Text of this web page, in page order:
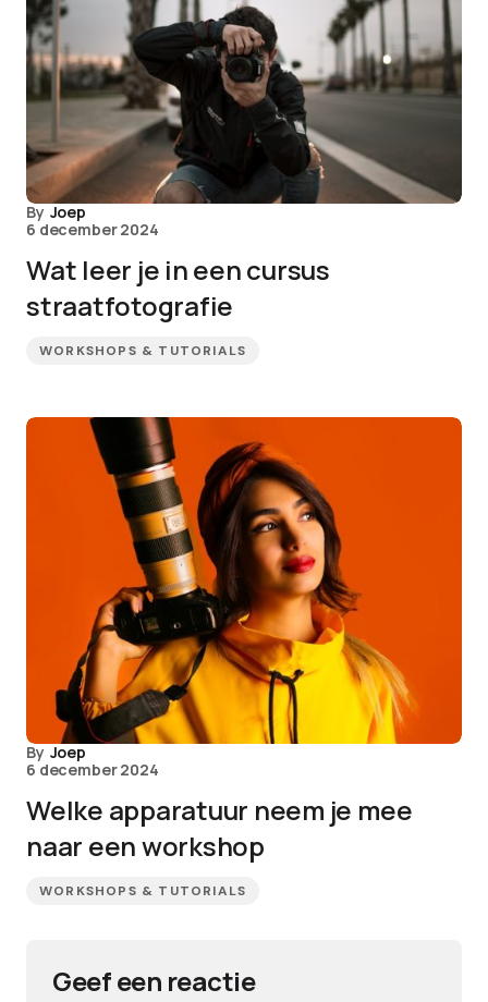
By Joep
6 december 2024
Wat leer je in een cursus
straatfotografie
WORKSHOPS & TUTORIALS
By Joep
6 december 2024
Welke apparatuur neem je mee
naar een workshop
WORKSHOPS & TUTORIALS
Geef een reactie